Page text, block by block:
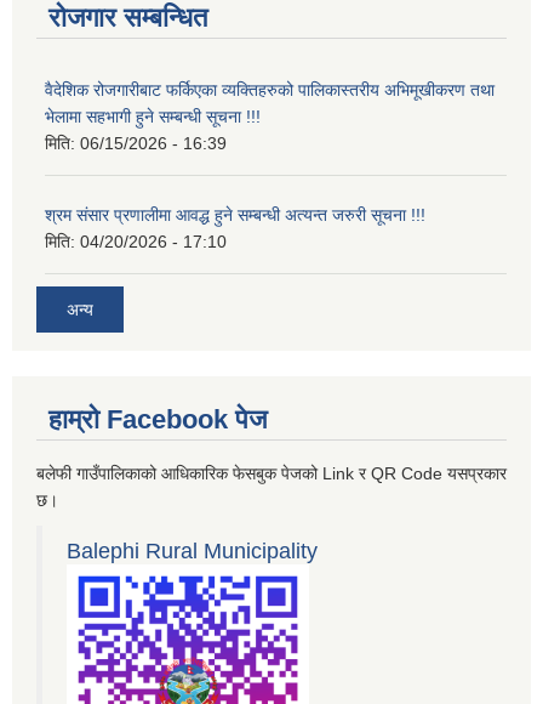
रोजगार सम्बन्धित
वैदेशिक रोजगारीबाट फर्किएका व्यक्तिहरुको पालिकास्तरीय अभिमूखीकरण तथा
भेलामा सहभागी हुने सम्बन्धी सूचना !!!
मिति: 06/15/2026 - 16:39
श्रम संसार प्रणालीमा आवद्ध हुने सम्बन्धी अत्यन्त जरुरी सूचना !!!
मिति: 04/20/2026 - 17:10
अन्य
हाम्रो Facebook पेज
बलेफी गाउँपालिकाको आधिकारिक फेसबुक पेजको Link र QR Code यसप्रकार
छ।
Balephi Rural Municipality